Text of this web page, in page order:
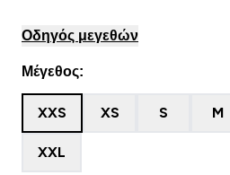
Οδηγός μεγεθών
Μέγεθος:
XXS XS S M
XXL